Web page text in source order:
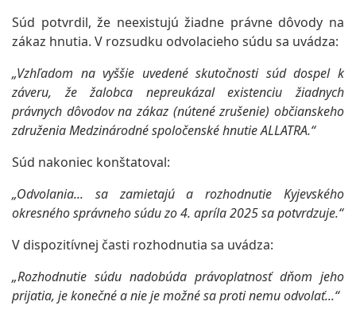
Súd potvrdil, že neexistujú žiadne právne dôvody na
zákaz hnutia. V rozsudku odvolacieho súdu sa uvádza:
„Vzhľadom na vyššie uvedené skutočnosti súd dospel k
záveru, že žalobca nepreukázal existenciu žiadnych
právnych dôvodov na zákaz (nútené zrušenie) občianskeho
združenia Medzinárodné spoločenské hnutie ALLATRA.“
Súd nakoniec konštatoval:
„Odvolania... sa zamietajú a rozhodnutie Kyjevského
okresného správneho súdu zo 4. apríla 2025 sa potvrdzuje.“
V dispozitívnej časti rozhodnutia sa uvádza:
„Rozhodnutie súdu nadobúda právoplatnosť dňom jeho
prijatia, je konečné a nie je možné sa proti nemu odvolať...“